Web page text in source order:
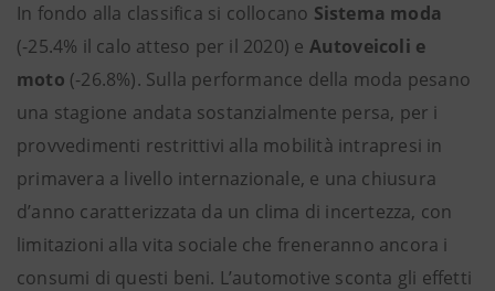
In fondo alla classifica si collocano Sistema moda
(-25.4% il calo atteso per il 2020) e Autoveicoli e
moto (-26.8%). Sulla performance della moda pesano
una stagione andata sostanzialmente persa, per i
provvedimenti restrittivi alla mobilità intrapresi in
primavera a livello internazionale, e una chiusura
d’anno caratterizzata da un clima di incertezza, con
limitazioni alla vita sociale che freneranno ancora i
consumi di questi beni. L’automotive sconta gli effetti